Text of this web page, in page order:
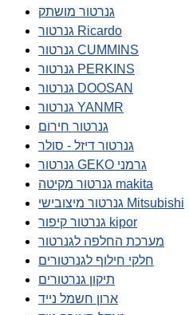
גנרטור מושתק
גנרטור Ricardo
גנרטור CUMMINS
גנרטור PERKINS
גנרטור DOOSAN
גנרטור YANMR
גנרטור חירום
גנרטור דיזל - סולר
גנרטור GEKO גרמני
גנרטור מקיטה makita
גנרטור מיצובישי Mitsubishi
גנרטור קיפור kipor
מערכת החלפה לגנרטור
חלקי חילוף לגנרטורים
תיקון גנרטורים
ארון חשמל נייד